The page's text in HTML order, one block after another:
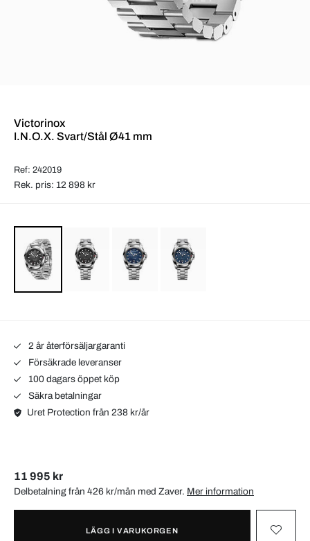
Victorinox
I.N.O.X. Svart/Stål Ø41 mm
Ref: 242019
Rek. pris: 12 898 kr
2 år återförsäljargaranti
Försäkrade leveranser
100 dagars öppet köp
Säkra betalningar
Uret Protection från 238 kr/år
11 995 kr
Delbetalning från 426 kr/mån med Zaver. Mer information
LÄGG I VARUKORGEN